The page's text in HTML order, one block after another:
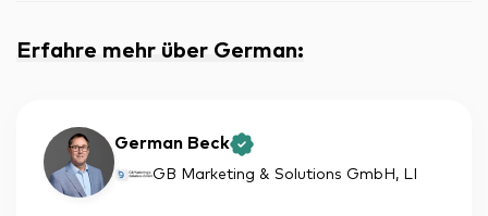
Erfahre mehr über German:
German Beck
GB Marketing & Solutions GmbH , LI